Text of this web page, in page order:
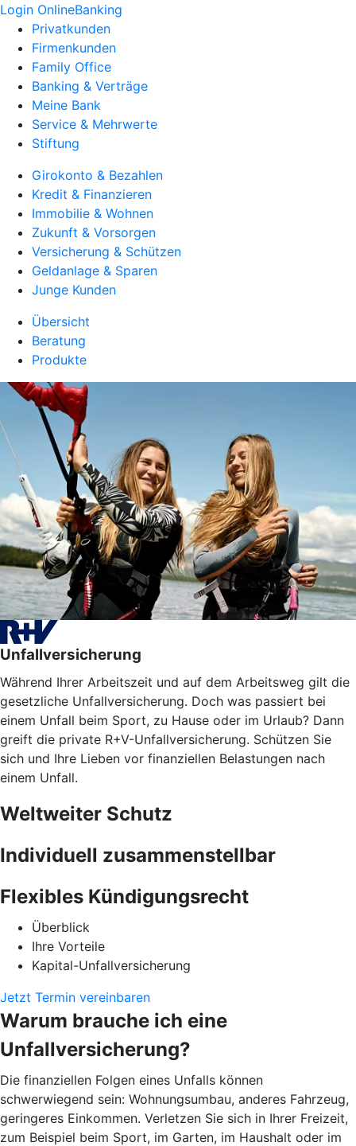
Login OnlineBanking
Privatkunden
Firmenkunden
Family Office
Banking & Verträge
Meine Bank
Service & Mehrwerte
Stiftung
Girokonto & Bezahlen
Kredit & Finanzieren
Immobilie & Wohnen
Zukunft & Vorsorgen
Versicherung & Schützen
Geldanlage & Sparen
Junge Kunden
Übersicht
Beratung
Produkte
Unfallversicherung
Während Ihrer Arbeitszeit und auf dem Arbeitsweg gilt die
gesetzliche Unfallversicherung. Doch was passiert bei
einem Unfall beim Sport, zu Hause oder im Urlaub? Dann
greift die private R+V-Unfallversicherung. Schützen Sie
sich und Ihre Lieben vor finanziellen Belastungen nach
einem Unfall.
Weltweiter Schutz
Individuell zusammenstellbar
Flexibles Kündigungsrecht
Überblick
Ihre Vorteile
Kapital-Unfallversicherung
Jetzt Termin vereinbaren
Warum brauche ich eine
Unfallversicherung?
Die finanziellen Folgen eines Unfalls können
schwerwiegend sein: Wohnungsumbau, anderes Fahrzeug,
geringeres Einkommen. Verletzen Sie sich in Ihrer Freizeit,
zum Beispiel beim Sport, im Garten, im Haushalt oder im